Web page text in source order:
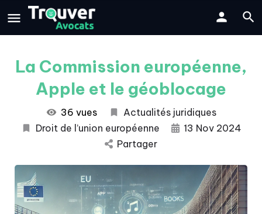
La Commission européenne,
Apple et le géoblocage
36 vues
Actualités juridiques
Droit de l’union européenne
13 Nov 2024
Partager